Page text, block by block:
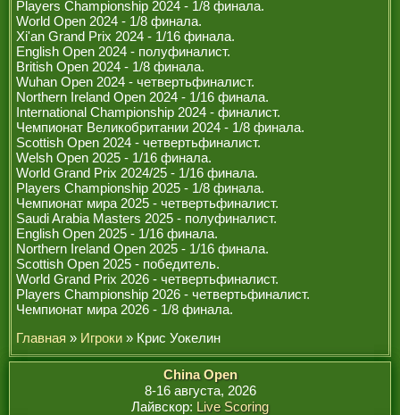
Players Championship 2024 - 1/8 финала.
World Open 2024 - 1/8 финала.
Xi'an Grand Prix 2024 - 1/16 финала.
English Open 2024 - полуфиналист.
British Open 2024 - 1/8 финала.
Wuhan Open 2024 - четвертьфиналист.
Northern Ireland Open 2024 - 1/16 финала.
International Championship 2024 - финалист.
Чемпионат Великобритании 2024 - 1/8 финала.
Scottish Open 2024 - четвертьфиналист.
Welsh Open 2025 - 1/16 финала.
World Grand Prix 2024/25 - 1/16 финала.
Players Championship 2025 - 1/8 финала.
Чемпионат мира 2025 - четвертьфиналист.
Saudi Arabia Masters 2025 - полуфиналист.
English Open 2025 - 1/16 финала.
Northern Ireland Open 2025 - 1/16 финала.
Scottish Open 2025 - победитель.
World Grand Prix 2026 - четвертьфиналист.
Players Championship 2026 - четвертьфиналист.
Чемпионат мира 2026 - 1/8 финала.
Главная » Игроки » Крис Уокелин
China Open
8-16 августа, 2026
Лайвскор: Live Scoring